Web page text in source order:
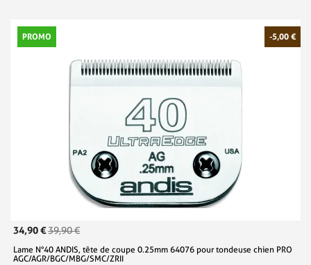
PROMO -5,00 €
34,90 €39,90 €
Lame N°40 ANDIS, tête de coupe 0.25mm 64076 pour tondeuse chien PRO
AGC/AGR/BGC/MBG/SMC/ZRII